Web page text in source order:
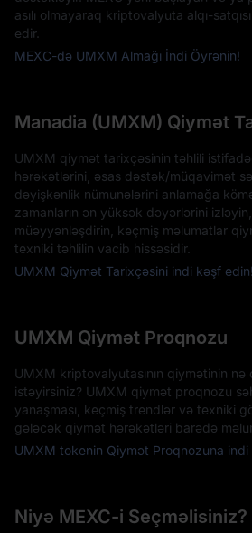
asılı olmayaraq kriptovalyuta alqı-
edir.
MEXC-də UMXM Almağı İndi Öyrənin!
Manadia (UMXM) Qiymət
UMXM qiymət tarixçəsinin təhlili
hərəkətlərini, əsas dəstək/müqavimət
dəyişkənlik nümunələrini anlamağa
zamanların ən yüksək dəyərlərini
müəyyənləşdirin, keçmiş məlumatlar
texniki təhlilin vacib hissəsidir.
UMXM Qiymət Tarixçəsini indi kəşf edin!
UMXM Qiymət Proqnozu
UMXM kriptovalyutasının qiymətinin nə
istəyirsiniz? UMXM qiymət proqnozu
yanaşması, keçmiş trendlər və texniki
gələcək qiymət hərəkətləri barədə
UMXM tokenin Qiymət Proqnozuna indi
Niyə MEXC-i Seçməlisiniz?